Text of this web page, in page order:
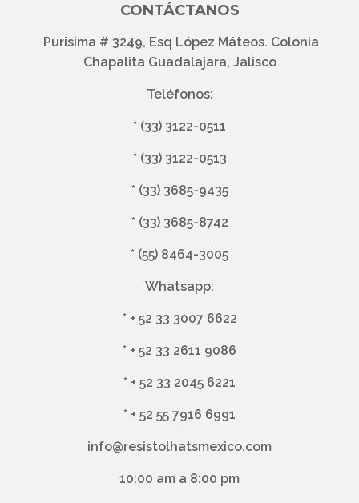
CONTÁCTANOS
Purisima # 3249, Esq López Máteos. Colonia
Chapalita Guadalajara, Jalisco
Teléfonos:
* (33) 3122-0511
* (33) 3122-0513
* (33) 3685-9435
* (33) 3685-8742
* (55) 8464-3005
Whatsapp:
* + 52 33 3007 6622
* + 52 33 2611 9086
* + 52 33 2045 6221
* + 52 55 7916 6991
info@resistolhatsmexico.com
10:00 am a 8:00 pm